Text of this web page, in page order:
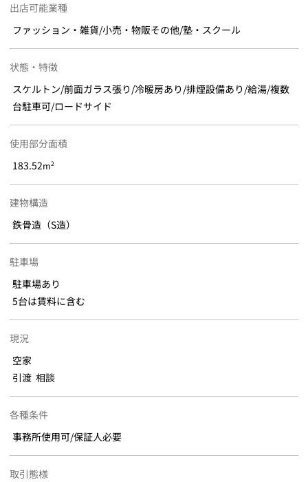
出店可能業種
ファッション・雑貨/小売・物販その他/塾・スクール
状態・特徴
スケルトン/前面ガラス張り/冷暖房あり/排煙設備あり/給湯/複数
台駐車可/ロードサイド
使用部分面積
183.52m2
建物構造
鉄骨造（S造）
駐車場
駐車場あり
5台は賃料に含む
現況
空家
引渡 相談
各種条件
事務所使用可/保証人必要
取引態様